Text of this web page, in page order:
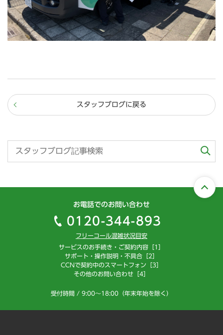
スタッフブログに戻る
お電話でのお問い合わせ
0120-344-893
フリーコール混雑状況目安
サービスのお手続き・ご契約内容［1］
サポート・操作説明・不具合［2］
CCNで契約中のスマートフォン［3］
その他のお問い合わせ［4］
受付時間 / 9:00～18:00（年末年始を除く）